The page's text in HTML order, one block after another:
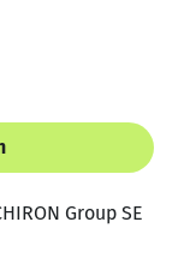
Group SE